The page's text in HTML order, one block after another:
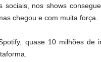
nos shows
chegou e com muita força.
quase 10 milhões de